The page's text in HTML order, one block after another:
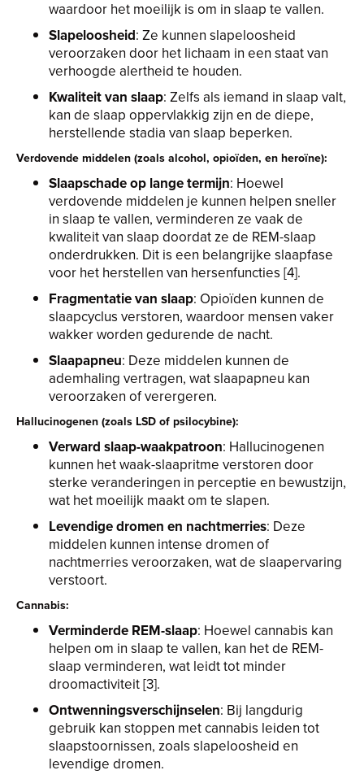
waardoor het moeilijk is om in slaap te vallen.
Slapeloosheid: Ze kunnen slapeloosheid
veroorzaken door het lichaam in een staat van
verhoogde alertheid te houden.
Kwaliteit van slaap: Zelfs als iemand in slaap valt,
kan de slaap oppervlakkig zijn en de diepe,
herstellende stadia van slaap beperken.
Verdovende middelen (zoals alcohol, opioïden, en heroïne):
Slaapschade op lange termijn: Hoewel
verdovende middelen je kunnen helpen sneller
in slaap te vallen, verminderen ze vaak de
kwaliteit van slaap doordat ze de REM-slaap
onderdrukken. Dit is een belangrijke slaapfase
voor het herstellen van hersenfuncties [4].
Fragmentatie van slaap: Opioïden kunnen de
slaapcyclus verstoren, waardoor mensen vaker
wakker worden gedurende de nacht.
Slaapapneu: Deze middelen kunnen de
ademhaling vertragen, wat slaapapneu kan
veroorzaken of verergeren.
Hallucinogenen (zoals LSD of psilocybine):
Verward slaap-waakpatroon: Hallucinogenen
kunnen het waak-slaapritme verstoren door
sterke veranderingen in perceptie en bewustzijn,
wat het moeilijk maakt om te slapen.
Levendige dromen en nachtmerries: Deze
middelen kunnen intense dromen of
nachtmerries veroorzaken, wat de slaapervaring
verstoort.
Cannabis:
Verminderde REM-slaap: Hoewel cannabis kan
helpen om in slaap te vallen, kan het de REM-
slaap verminderen, wat leidt tot minder
droomactiviteit [3].
Ontwenningsverschijnselen: Bij langdurig
gebruik kan stoppen met cannabis leiden tot
slaapstoornissen, zoals slapeloosheid en
levendige dromen.